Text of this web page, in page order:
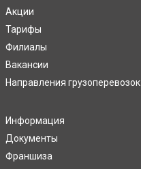
Акции
Тарифы
Филиалы
Вакансии
Направления грузоперевозок
Информация
Документы
Франшиза